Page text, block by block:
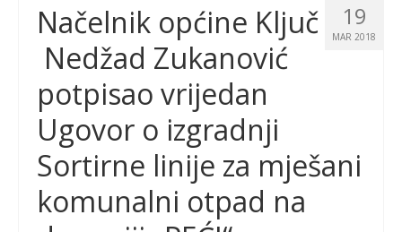
19
MAR 2018
Načelnik općine Ključ
Nedžad Zukanović
potpisao vrijedan
Ugovor o izgradnji
Sortirne linije za mješani
komunalni otpad na